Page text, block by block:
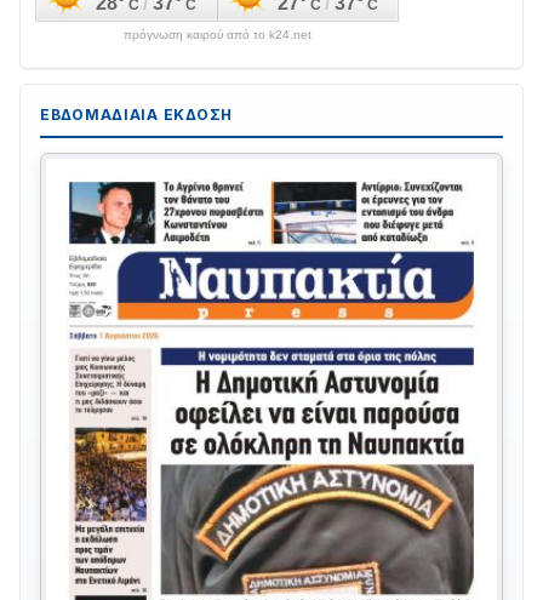
πρόγνωση καιρού από το k24.net